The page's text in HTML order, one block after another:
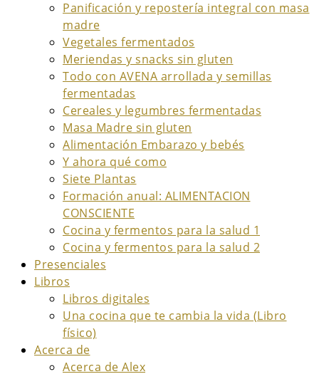
Panificación y repostería integral con masa
madre
Vegetales fermentados
Meriendas y snacks sin gluten
Todo con AVENA arrollada y semillas
fermentadas
Cereales y legumbres fermentadas
Masa Madre sin gluten
Alimentación Embarazo y bebés
Y ahora qué como
Siete Plantas
Formación anual: ALIMENTACION
CONSCIENTE
Cocina y fermentos para la salud 1
Cocina y fermentos para la salud 2
Presenciales
Libros
Libros digitales
Una cocina que te cambia la vida (Libro
físico)
Acerca de
Acerca de Alex